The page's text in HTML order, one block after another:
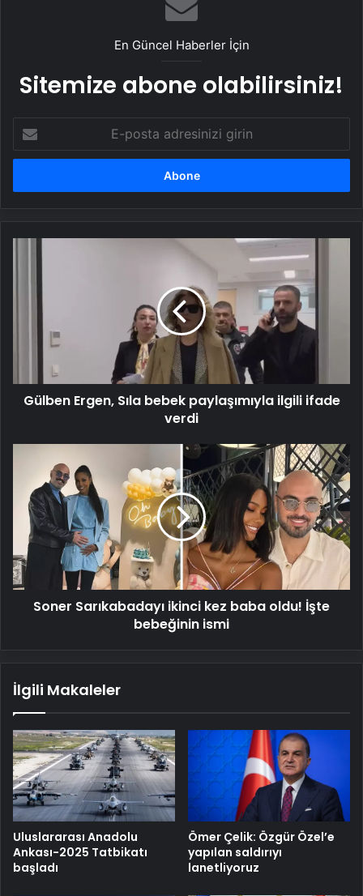
2026 Umre Fiyatları 2026 Umre Tur
Fiyatları ve Umre Ne Kadar
En Güncel Haberler İçin
Sitemize abone olabilirsiniz!
posta
adresinizi
bebek
Gülben Ergen, Sıla bebek paylaşımıyla ilgili ifade
verdi
Sarıkabadayı
ikinci
kez
baba
oldu!
İşte
bebeğinin
ismi
Soner Sarıkabadayı ikinci kez baba oldu! İşte
bebeğinin ismi
İlgili Makaleler
Uluslararası Anadolu
Ankası-2025 Tatbikatı
başladı
Ömer Çelik: Özgür Özel’e
yapılan saldırıyı
lanetliyoruz